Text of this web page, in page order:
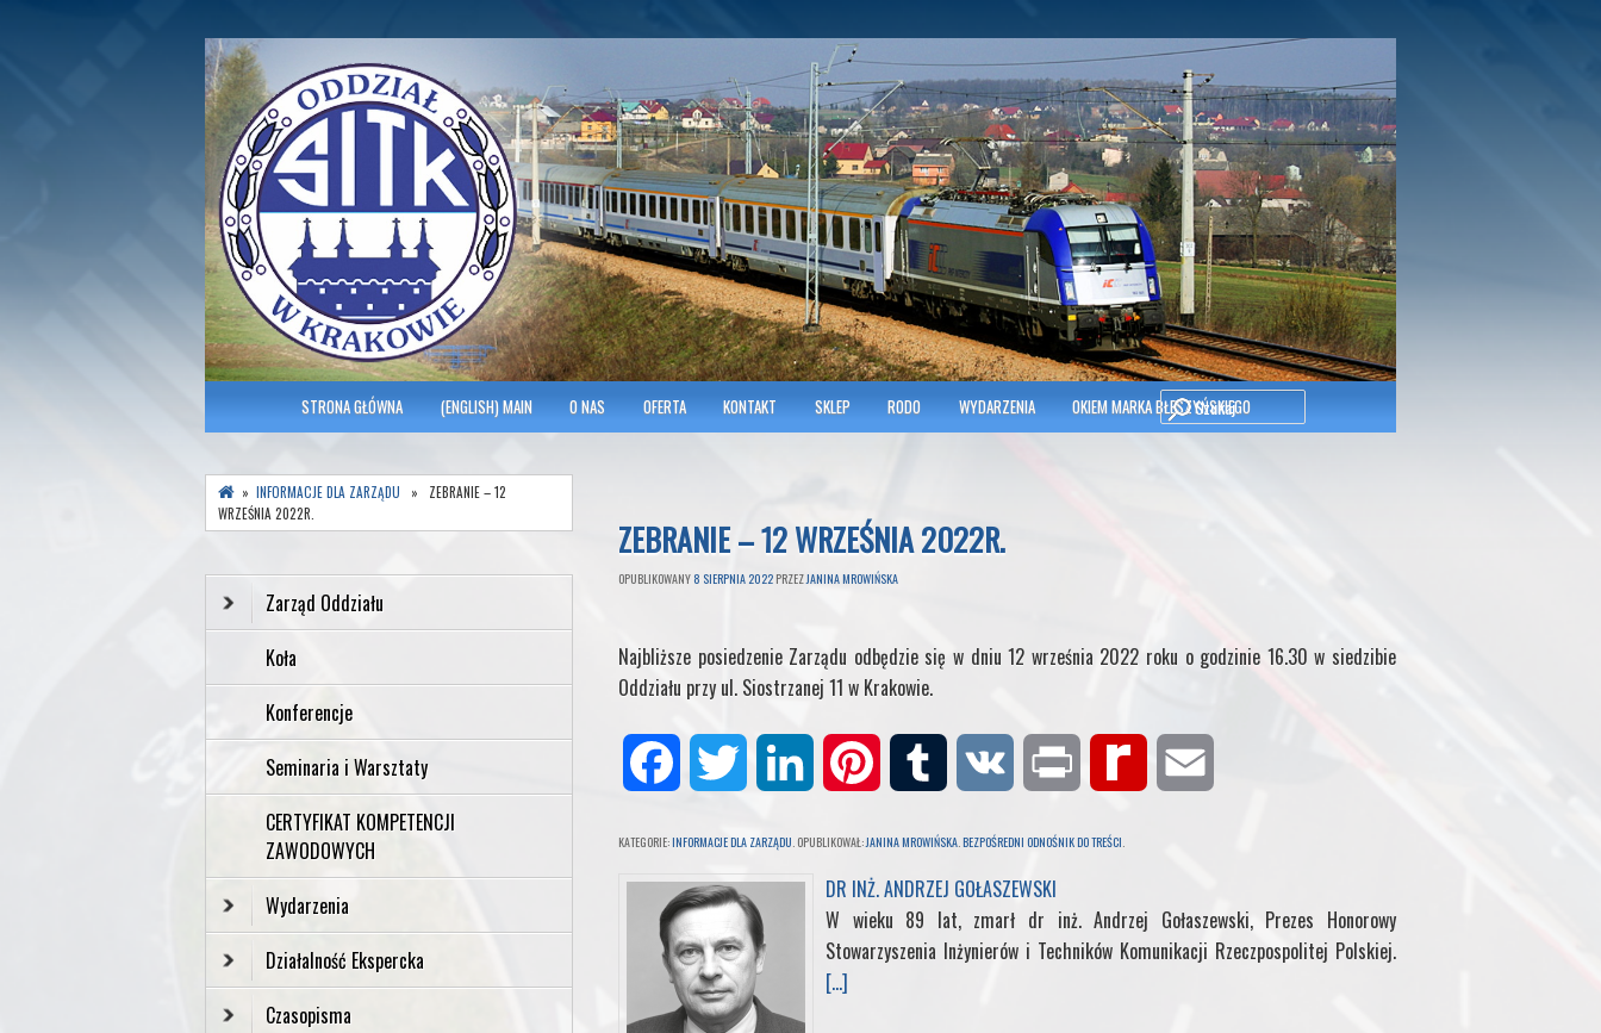
SITK RP Oddział w KRAKOWIE
Szukaj
MENU GŁÓWNESTRONA GŁÓWNA (ENGLISH) MAIN O NAS OFERTA KONTAKT SKLEP RODO WYDARZENIA OKIEM MARKA BŁESZYŃSKIEGO
ZEBRANIE – 12 WRZEŚNIA 2022R.
OPUBLIKOWANY 8 SIERPNIA 2022 PRZEZJANINA MROWIŃSKA
Najbliższe posiedzenie Zarządu odbędzie się w dniu 12 września 2022 roku o godzinie 16.30 w siedzibie
Oddziału przy ul. Siostrzanej 11 w Krakowie.
c
e
b
i
t
t
n
t
m
b
n
i
KATEGORIE:INFORMACJE DLA ZARZĄDU. OPUBLIKOWAŁ:JANINA MROWIŃSKA.BEZPOŚREDNI ODNOŚNIK DO TREŚCI.
DR INŻ. ANDRZEJ GOŁASZEWSKI
W wieku 89 lat, zmarł dr inż. Andrzej Gołaszewski, Prezes Honorowy
Stowarzyszenia Inżynierów i Techników Komunikacji Rzeczpospolitej Polskiej.
[...]
» INFORMACJE DLA ZARZĄDU » ZEBRANIE – 12
WRZEŚNIA 2022R.
Zarząd Oddziału
Koła
Konferencje
Seminaria i Warsztaty
CERTYFIKAT KOMPETENCJI
ZAWODOWYCH
Wydarzenia
Działalność Ekspercka
Czasopisma